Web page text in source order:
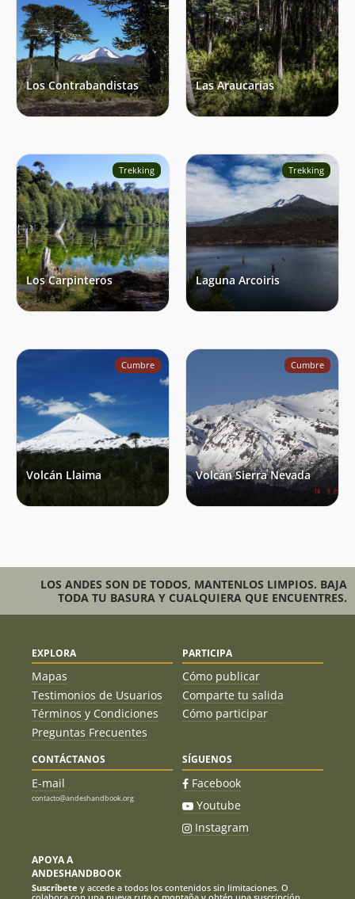
Los Contrabandistas Las Araucarias
Trekking
Los Carpinteros
Trekking
Laguna Arcoiris
Cumbre
Volcán Llaima
Cumbre
Volcán Sierra Nevada
LOS ANDES SON DE TODOS, MANTENLOS LIMPIOS. BAJA
TODA TU BASURA Y CUALQUIERA QUE ENCUENTRES.
EXPLORA
Mapas
Testimonios de Usuarios
Términos y Condiciones
Preguntas Frecuentes
PARTICIPA
Cómo publicar
Comparte tu salida
Cómo participar
CONTÁCTANOS
E-mail
contacto@andeshandbook.org
SÍGUENOS
Facebook
Youtube
Instagram
APOYA A
ANDESHANDBOOK
Suscríbete y accede a todos los contenidos sin limitaciones. O